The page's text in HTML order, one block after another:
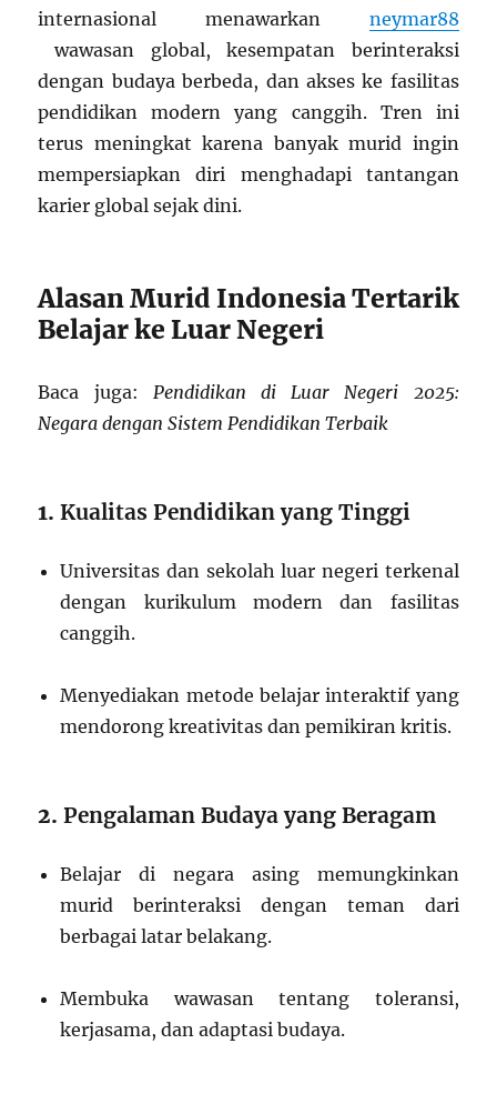
internasional menawarkan neymar88
wawasan global, kesempatan berinteraksi
dengan budaya berbeda, dan akses ke fasilitas
pendidikan modern yang canggih. Tren ini
terus meningkat karena banyak murid ingin
mempersiapkan diri menghadapi tantangan
karier global sejak dini.
Alasan Murid Indonesia Tertarik
Belajar ke Luar Negeri
Baca juga: Pendidikan di Luar Negeri 2025:
Negara dengan Sistem Pendidikan Terbaik
1.Kualitas Pendidikan yang Tinggi
Universitas dan sekolah luar negeri terkenal
dengan kurikulum modern dan fasilitas
canggih.
Menyediakan metode belajar interaktif yang
mendorong kreativitas dan pemikiran kritis.
2.Pengalaman Budaya yang Beragam
Belajar di negara asing memungkinkan
murid berinteraksi dengan teman dari
berbagai latar belakang.
Membuka wawasan tentang toleransi,
kerjasama, dan adaptasi budaya.